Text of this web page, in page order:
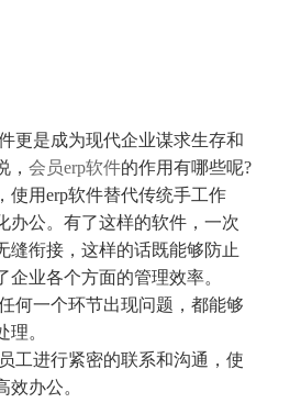
是成为现代企业谋求生存和
， 会员erp软件的作用有哪些呢?
用erp软件替代传统手工作
办公。有了这样的软件，一次
缝衔接，这样的话既能够防止
业各个方面的管理效率。
一个环节出现问题，都能够
。
进行紧密的联系和沟通，使
办公。